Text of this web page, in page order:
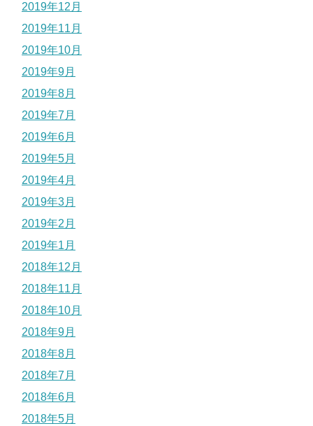
2019年12月
2019年11月
2019年10月
2019年9月
2019年8月
2019年7月
2019年6月
2019年5月
2019年4月
2019年3月
2019年2月
2019年1月
2018年12月
2018年11月
2018年10月
2018年9月
2018年8月
2018年7月
2018年6月
2018年5月